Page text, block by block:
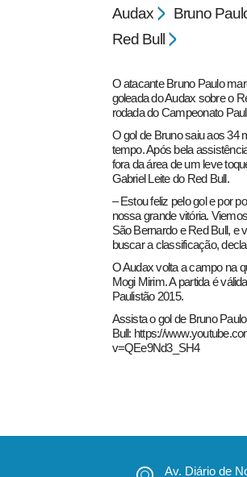
pecbol.com
Audax Bruno
Red Bull
O atacante Bruno Paulo
goleada do Audax sobre o
rodada do Campeonato
O gol de Bruno saiu aos 34
tempo. Após bela
fora da área de um leve
Gabriel Leite do Red Bull.
– Estou feliz pelo gol e por
nossa grande vitória.
São Bernardo e Red Bull, e
buscar a classificação,
O Audax volta a campo na
Mogi Mirim. A partida é
Paulistão 2015.
Assista o gol de Bruno
Bull: https://
v=QEe9Nd3_SH4
Av. Diário de